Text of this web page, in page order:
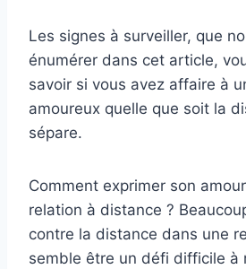
Les signes à surveiller, que
énumérer dans cet article,
savoir si vous avez affaire à
amoureux quelle que soit la
sépare.
Comment exprimer son
relation à distance ?
contre la distance dans une
semble être un défi difficile à